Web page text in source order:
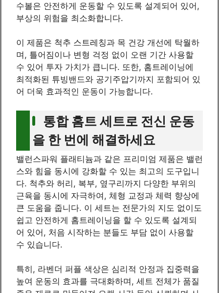
수볼은 안전하게 운동할 수 있도록 설계되어 있어,
부상의 위험을 최소화합니다.
이 제품은 척추 스트레칭과 목 건강 개선에 탁월하
며, 틀어짐이나 변형 걱정 없이 오랜 기간 사용할
수 있어 투자 가치가 큽니다. 또한, 홈트레이닝에
최적화된 튜빙밴드와 공기주압기까지 포함되어 있
어 더욱 효과적인 운동이 가능합니다.
통합 홈트 세트로 전신 운동
을 한 번에 해결하세요
밸런스파워 플래티늄과 같은 프리미엄 제품은 밸런
스와 힘을 동시에 강화할 수 있는 최고의 도구입니
다. 척추와 허리, 복부, 옆구리까지 다양한 부위의
근육을 동시에 자극하여, 체형 교정과 체력 향상에
큰 도움을 줍니다. 이 세트는 전문가의 지도 없이도
쉽고 안전하게 홈트레이닝을 할 수 있도록 설계되
어 있어, 처음 시작하는 분들도 부담 없이 사용할
수 있습니다.
특히, 라벤더 퍼플 색상은 심리적 안정과 집중력을
높여 운동의 효과를 극대화하며, 세트 전체가 품질